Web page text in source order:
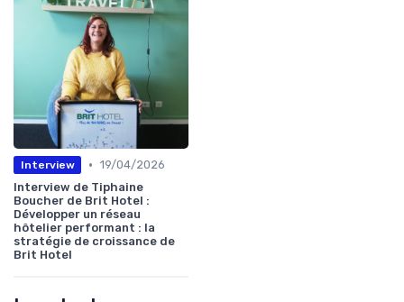
Interview • 19/04/2026
Interview de Tiphaine
Boucher de Brit Hotel :
Développer un réseau
hôtelier performant : la
stratégie de croissance de
Brit Hotel